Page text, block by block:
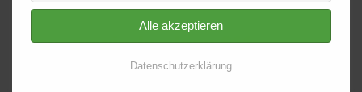
Innengewinde - lose 611
Alle akzeptieren
Datenschutzerklärung